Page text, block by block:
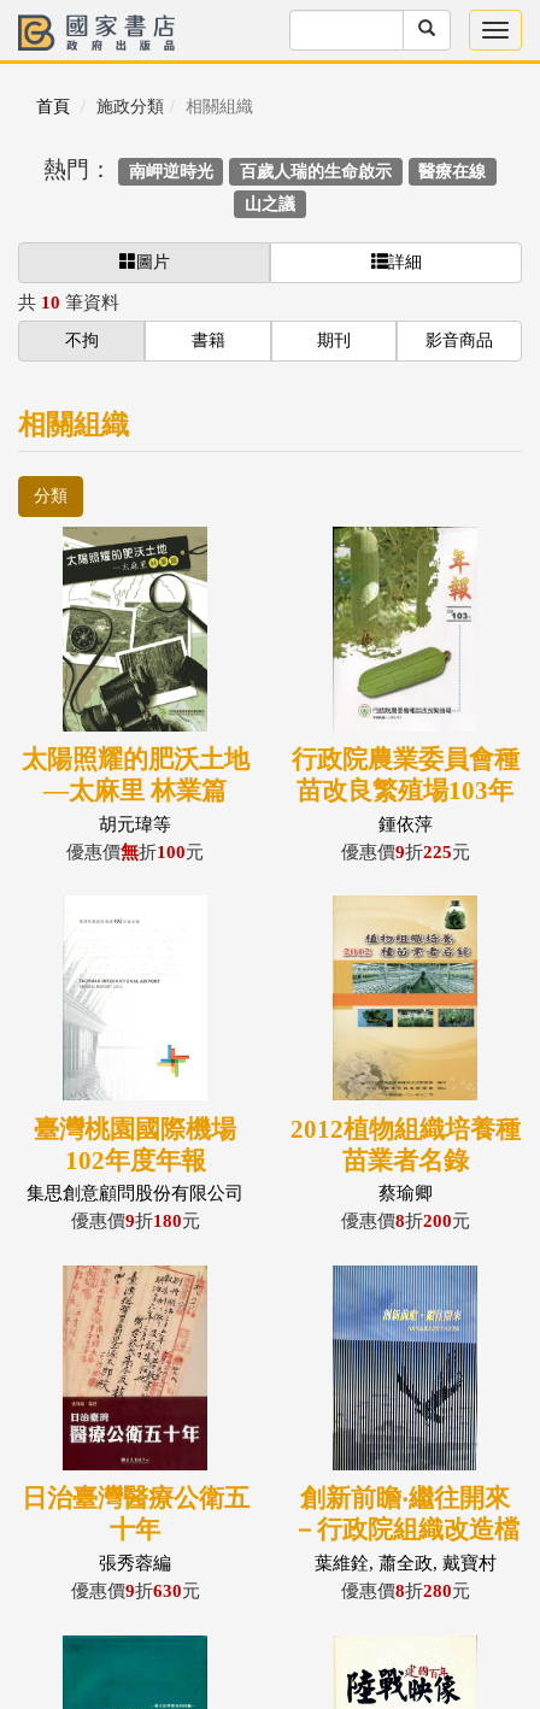
首頁 施政分類 相關組織
熱門： 南岬逆時光 百歲人瑞的生命啟示
醫療在線
山之議
圖片 詳細
共 10 筆資料
不拘 書籍 期刊 影音商品
相關組織
分類
太陽照耀的肥沃土地
―太麻里 林業篇
胡元瑋等
優惠價無折100元
行政院農業委員會種
苗改良繁殖場103年
年報
鍾依萍
優惠價9折225元
臺灣桃園國際機場
102年度年報
集思創意顧問股份有限公司
優惠價9折180元
2012植物組織培養種
苗業者名錄
蔡瑜卿
優惠價8折200元
日治臺灣醫療公衛五
十年
張秀蓉編
優惠價9折630元
創新前瞻‧繼往開來
－行政院組織改造檔
案專題選輯
葉維銓, 蕭全政, 戴寶村
優惠價8折280元